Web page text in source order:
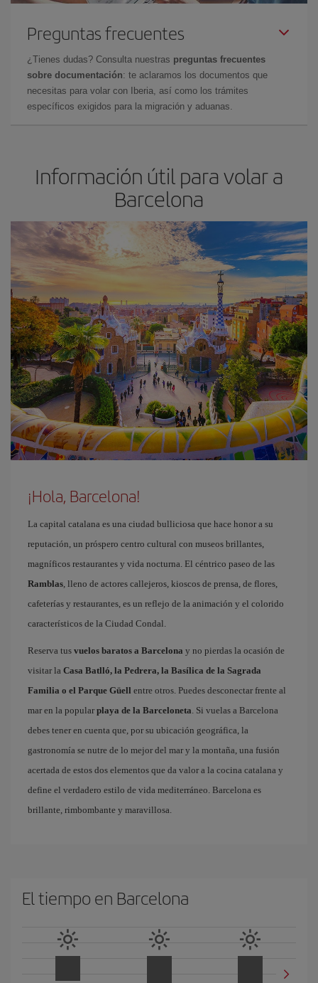
Preguntas frecuentes
¿Tienes dudas? Consulta nuestras preguntas frecuentes
sobre documentación: te aclaramos los documentos que
necesitas para volar con Iberia, así como los trámites
específicos exigidos para la migración y aduanas.
Información útil para volar a
Barcelona
¡Hola, Barcelona!
La capital catalana es una ciudad bulliciosa que hace honor a su
reputación, un próspero centro cultural con museos brillantes,
magníficos restaurantes y vida nocturna. El céntrico paseo de las
Ramblas, lleno de actores callejeros, kioscos de prensa, de flores,
cafeterías y restaurantes, es un reflejo de la animación y el colorido
característicos de la Ciudad Condal.
Reserva tus vuelos baratos a Barcelona y no pierdas la ocasión de
visitar la Casa Batlló, la Pedrera, la Basílica de la Sagrada
Familia o el Parque Güell entre otros. Puedes desconectar frente al
mar en la popular playa de la Barceloneta. Si vuelas a Barcelona
debes tener en cuenta que, por su ubicación geográfica, la
gastronomía se nutre de lo mejor del mar y la montaña, una fusión
acertada de estos dos elementos que da valor a la cocina catalana y
define el verdadero estilo de vida mediterráneo. Barcelona es
brillante, rimbombante y maravillosa.
El tiempo en Barcelona